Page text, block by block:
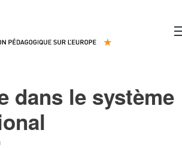
dans le système